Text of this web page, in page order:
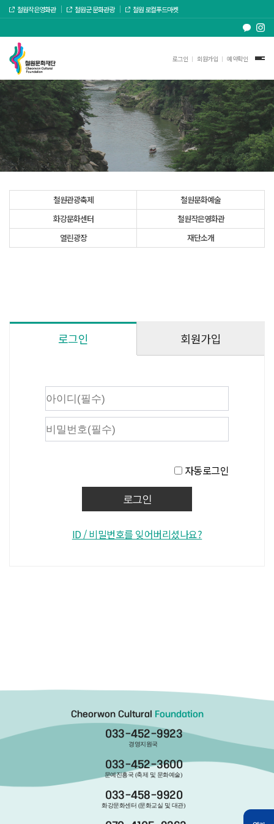
철원작은영화관 철원군 문화관광 철원 로컬푸드마켓
로그인 회원가입 예약확인
철원관광축제
철원문화예술
화강문화센터
철원작은영화관
열린광장
재단소개
로그인 회원가입
자동로그인
ID / 비밀번호를 잊어버리셨나요?
Cheorwon Cultural Foundation
033-452-9923
경영지원국
033-452-3600
문예진흥국 (축제 및 문화예술)
033-458-9920
화강문화센터 (문화교실 및 대관)